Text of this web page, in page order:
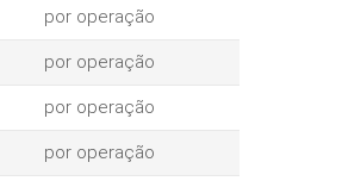
por operação
por operação
por operação
por operação